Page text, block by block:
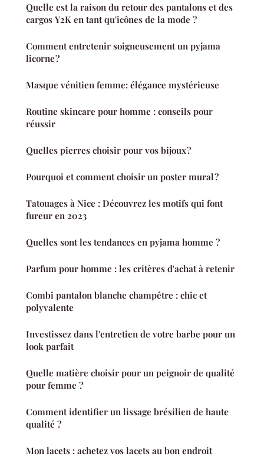
Quelle est la raison du retour des pantalons et des
cargos Y2K en tant qu'icônes de la mode ?
Comment entretenir soigneusement un pyjama
licorne ?
Masque vénitien femme: élégance mystérieuse
Routine skincare pour homme : conseils pour
réussir
Quelles pierres choisir pour vos bijoux ?
Pourquoi et comment choisir un poster mural ?
Tatouages à Nice : Découvrez les motifs qui font
fureur en 2023
Quelles sont les tendances en pyjama homme ?
Parfum pour homme : les critères d'achat à retenir
Combi pantalon blanche champêtre : chic et
polyvalente
Investissez dans l'entretien de votre barbe pour un
look parfait
Quelle matière choisir pour un peignoir de qualité
pour femme ?
Comment identifier un lissage brésilien de haute
qualité ?
Mon lacets : achetez vos lacets au bon endroit